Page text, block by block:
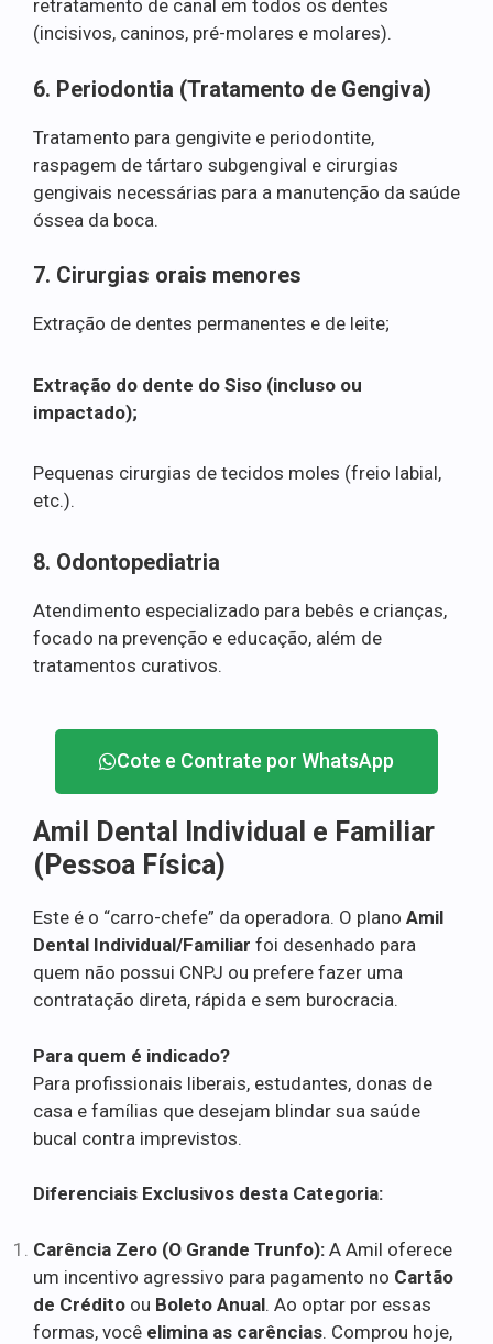
retratamento de canal em todos os dentes
(incisivos, caninos, pré-molares e molares).
6. Periodontia (Tratamento de Gengiva)
Tratamento para gengivite e periodontite,
raspagem de tártaro subgengival e cirurgias
gengivais necessárias para a manutenção da saúde
óssea da boca.
7. Cirurgias orais menores
Extração de dentes permanentes e de leite;
Extração do dente do Siso (incluso ou
impactado);
Pequenas cirurgias de tecidos moles (freio labial,
etc.).
8. Odontopediatria
Atendimento especializado para bebês e crianças,
focado na prevenção e educação, além de
tratamentos curativos.
Cote e Contrate por WhatsApp
Amil Dental Individual e Familiar
(Pessoa Física)
Este é o “carro-chefe” da operadora. O plano Amil
Dental Individual/Familiar foi desenhado para
quem não possui CNPJ ou prefere fazer uma
contratação direta, rápida e sem burocracia.
Para quem é indicado?
Para profissionais liberais, estudantes, donas de
casa e famílias que desejam blindar sua saúde
bucal contra imprevistos.
Diferenciais Exclusivos desta Categoria:
Carência Zero (O Grande Trunfo): A Amil oferece
um incentivo agressivo para pagamento no Cartão
de Crédito ou Boleto Anual. Ao optar por essas
formas, você elimina as carências. Comprou hoje,